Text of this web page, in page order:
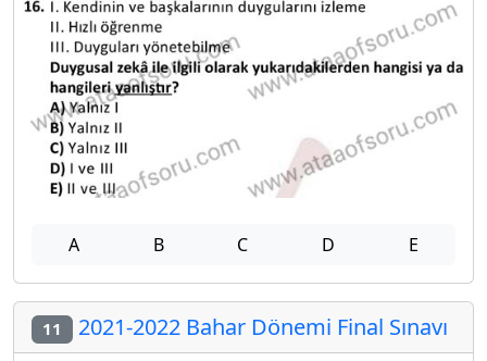
A B C D E
11 2021-2022 Bahar Dönemi Final Sınavı